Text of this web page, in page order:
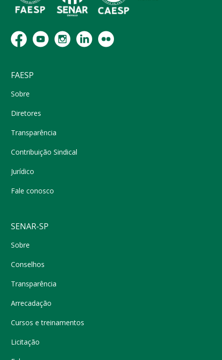
FAESP
Sobre
Diretores
Transparência
Contribuição Sindical
Jurídico
Fale conosco
SENAR-SP
Sobre
Conselhos
Transparência
Arrecadação
Cursos e treinamentos
Licitação